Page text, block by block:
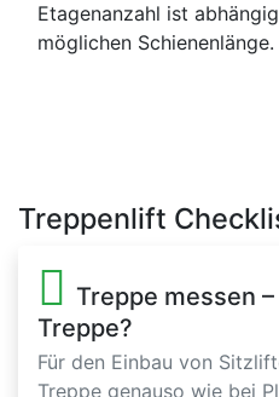
Etagenanzahl ist
möglichen Schienenlänge.
Treppenlift
Treppe messen
Treppe?
Für den Einbau von
Treppe genauso wie bei